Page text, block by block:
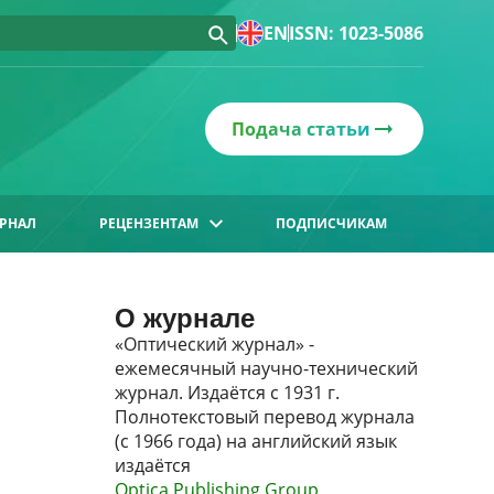
ENISSN: 1023-5086
Подача статьи
РЕЦЕНЗЕНТАМ ПОДПИСЧИКАМ
О журнале
«Оптический журнал» -
ежемесячный научно-технический
журнал. Издаётся с 1931 г.
Полнотекстовый перевод журнала
(с 1966 года) на английский язык
издаётся